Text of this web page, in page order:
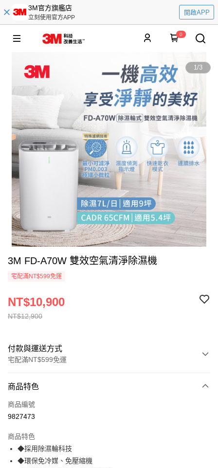
3M官方旗艦店
立刻使用官方APP
開啟APP
0
1/3
3M FD-A70W 雙效空氣清淨除濕機
宅配滿NT$599免運
NT$12,900
NT$10,900
付款與運送方式
宅配滿NT$599免運
信用卡一次付款
信用卡分期付款
合作金庫商業銀行
華南商業銀行
上海商業儲蓄銀行
LINE Pay
Apple Pay
商品特色
商品編號
9827473
商品特色
◆採用除濕輪科技
◆環保免冷媒、免壓縮機